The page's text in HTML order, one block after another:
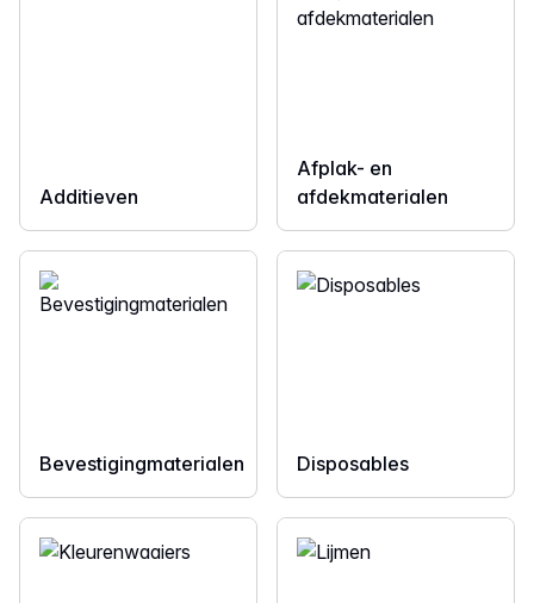
Additieven
Afplak- en
afdekmaterialen
Bevestigingmaterialen Disposables